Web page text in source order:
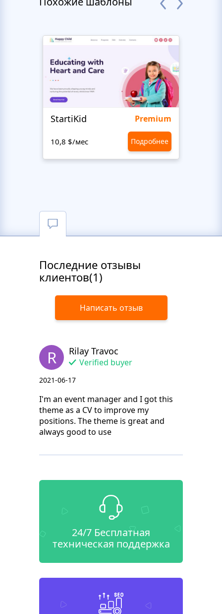
StartiKid Premium
10,8 $/мес Подробнее
Последние отзывы
клиентов(1)
Написать отзыв
R Rilay Travoc
Verified buyer
2021-06-17
I'm an event manager and I got this
theme as a CV to improve my
positions. The theme is great and
always good to use
24/7 Бесплатная
техническая поддержка